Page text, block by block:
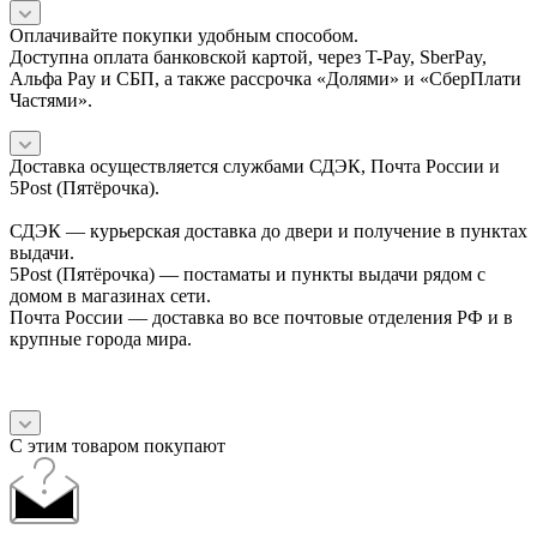
Оплачивайте покупки удобным способом.
Доступна оплата банковской картой, через T-Pay, SberPay,
Альфа Pay и СБП, а также рассрочка «Долями» и «СберПлати
Частями».
Доставка осуществляется службами СДЭК, Почта России и
5Post (Пятёрочка).
СДЭК — курьерская доставка до двери и получение в пунктах
выдачи.
5Post (Пятёрочка) — постаматы и пункты выдачи рядом с
домом в магазинах сети.
Почта России — доставка во все почтовые отделения РФ и в
крупные города мира.
С этим товаром покупают